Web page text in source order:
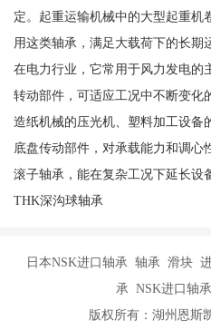
定。起重运输机械中的大型起重机
用这类轴承，满足大载荷下的长期
在电力行业，它常用于风力发电的
转动部件，可适应工况中不断变化
造纸机械的压光机、塑料加工设备
底盘传动部件，对承载能力和调
滚子轴承，能在复杂工况下延长设
THK深沟球轴承
日本NSK进口轴承 轴承 滑块
承 NSK进口轴
版权所有：湖州恩斯